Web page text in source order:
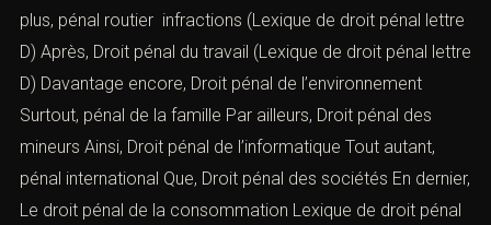
plus, pénal routier infractions (Lexique de droit pénal lettre
D) Après, Droit pénal du travail (Lexique de droit pénal lettre
D) Davantage encore, Droit pénal de l’environnement
Surtout, pénal de la famille Par ailleurs, Droit pénal des
mineurs Ainsi, Droit pénal de l’informatique Tout autant,
pénal international Que, Droit pénal des sociétés En dernier,
Le droit pénal de la consommation Lexique de droit pénal